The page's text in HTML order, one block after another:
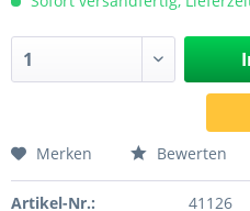
Merken Bewerten
Artikel-Nr.: 41126